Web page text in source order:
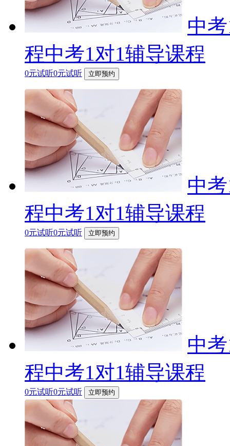
中
程中考1对1辅导课程
0元试听0元试听 立即预约
中
程中考1对1辅导课程
0元试听0元试听 立即预约
中
程中考1对1辅导课程
0元试听0元试听 立即预约